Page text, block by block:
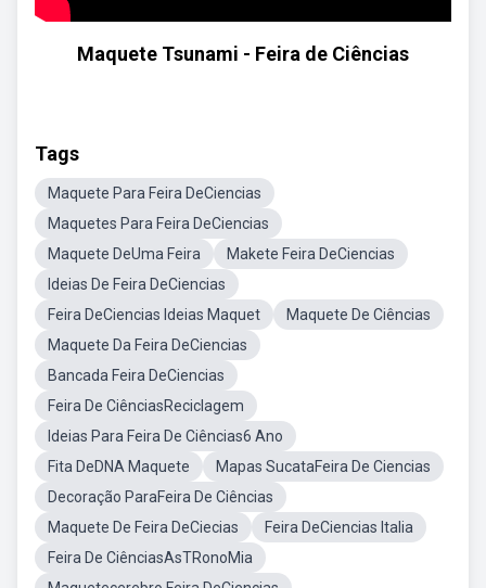
Maquete Tsunami - Feira de Ciências
Tags
Maquete Para Feira DeCiencias
Maquetes Para Feira DeCiencias
Maquete DeUma Feira
Makete Feira DeCiencias
Ideias De Feira DeCiencias
Feira DeCiencias Ideias Maquet
Maquete De Ciências
Maquete Da Feira DeCiencias
Bancada Feira DeCiencias
Feira De CiênciasReciclagem
Ideias Para Feira De Ciências6 Ano
Fita DeDNA Maquete
Mapas SucataFeira De Ciencias
Decoração ParaFeira De Ciências
Maquete De Feira DeCiecias
Feira DeCiencias Italia
Feira De CiênciasAsTRonoMia